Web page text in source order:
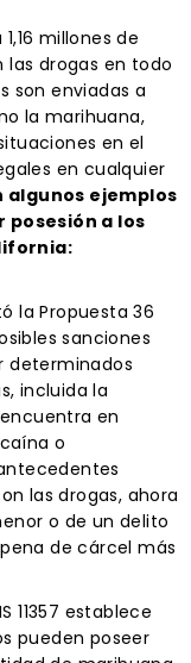
millones de
las drogas en todo
son enviadas a
la marihuana,
en el
en cualquier
algunos ejemplos
posesión a los
la Propuesta 36
sanciones
determinados
incluida la
en
o
las drogas, ahora
o de un delito
de cárcel más
11357 establece
pueden poseer